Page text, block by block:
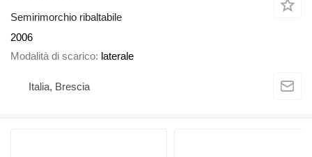
Semirimorchio ribaltabile
2006
Modalità di scarico laterale
Italia, Brescia